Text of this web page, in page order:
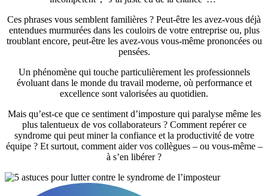
Ces phrases vous semblent familières ? Peut-être les avez-vous déjà
entendues murmurées dans les couloirs de votre entreprise ou, plus
troublant encore, peut-être les avez-vous vous-même prononcées ou
pensées.
Un phénomène qui touche particulièrement les professionnels
évoluant dans le monde du travail moderne, où performance et
excellence sont valorisées au quotidien.
Mais qu’est-ce que ce sentiment d’imposture qui paralyse même les
plus talentueux de vos collaborateurs ? Comment repérer ce
syndrome qui peut miner la confiance et la productivité de votre
équipe ? Et surtout, comment aider vos collègues – ou vous-même –
à s’en libérer ?